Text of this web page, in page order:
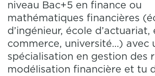
niveau Bac+5 en finance ou
mathématiques financières
d’ingénieur, école d’actuariat,
commerce, université…) avec
spécialisation en gestion des
modélisation financière et tu